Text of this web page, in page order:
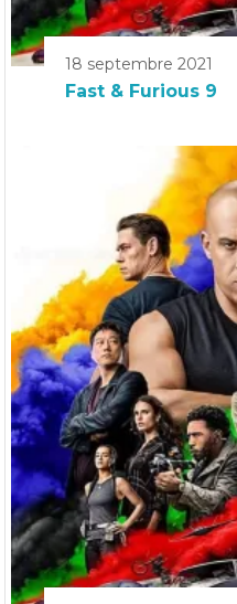
18 septembre 2021
Fast & Furious 9